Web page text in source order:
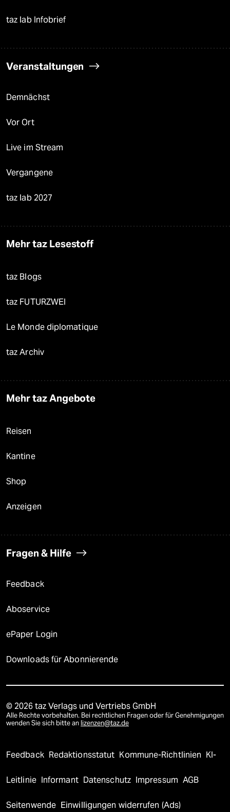
taz lab Infobrief
Veranstaltungen
Demnächst
Vor Ort
Live im Stream
Vergangene
taz lab 2027
Mehr taz Lesestoff
taz Blogs
taz FUTURZWEI
Le Monde diplomatique
taz Archiv
Mehr taz Angebote
Reisen
Kantine
Shop
Anzeigen
Fragen & Hilfe
Feedback
Aboservice
ePaper Login
Downloads für Abonnierende
© 2026 taz Verlags und Vertriebs GmbH
Alle Rechte vorbehalten. Bei rechtlichen Fragen oder für Genehmigungen
wenden Sie sich bitte an lizenzen@taz.de
Feedback Redaktionsstatut Kommune-Richtlinien KI-
Leitlinie Informant Datenschutz Impressum AGB
Seitenwende Einwilligungen widerrufen (Ads)